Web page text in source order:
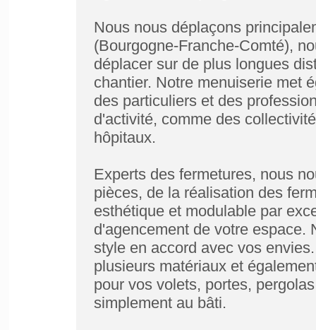
Nous nous déplaçons
(Bourgogne-Franche-Comté),
déplacer sur de plus longues
chantier. Notre menuiserie met
des particuliers et des
d'activité, comme des
hôpitaux.
Experts des fermetures, nous
pièces, de la réalisation des
esthétique et modulable par
d'agencement de votre espace.
style en accord avec vos
plusieurs matériaux et
pour vos volets, portes,
simplement au bâti.